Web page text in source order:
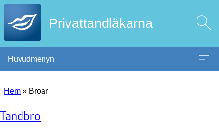
Privattandläkarna
Huvudmenyn
Hem » Broar
Tandbro